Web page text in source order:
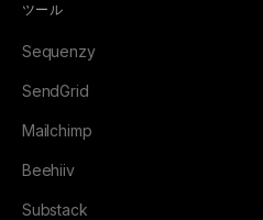
ツール
Sequenzy
SendGrid
Mailchimp
Beehiiv
Substack